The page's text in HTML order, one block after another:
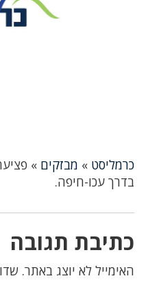
כרמליסט » מבזקים »
בדרך עכו-חיפה.
כתיבת תגובה
האימייל לא יוצג באתר.